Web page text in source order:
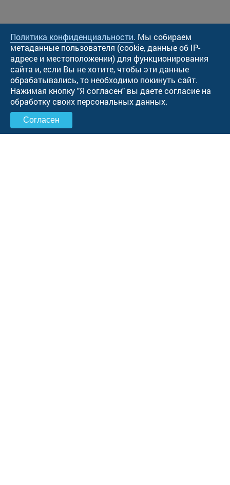
Политика конфиденциальности. Мы собираем
метаданные пользователя (cookie, данные об IP-
адресе и местоположении) для функционирования
сайта и, если Вы не хотите, чтобы эти данные
обрабатывались, то необходимо покинуть сайт.
Нажимая кнопку "Я согласен" вы даете согласие на
обработку своих персональных данных.
Согласен